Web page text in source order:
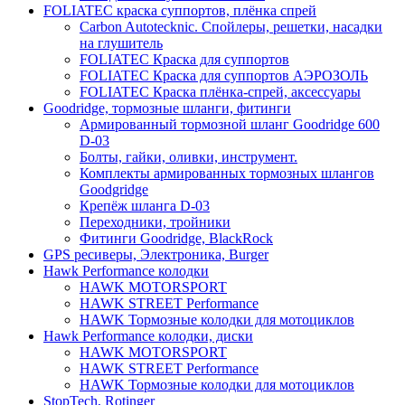
FOLIATEC краска суппортов, плёнка спрей
Carbon Autotecknic. Спойлеры, решетки, насадки
на глушитель
FOLIATEC Краска для суппортов
FOLIATEC Краска для суппортов АЭРОЗОЛЬ
FOLIATEC Краска плёнка-спрей, аксессуары
Goodridge, тормозные шланги, фитинги
Армированный тормозной шланг Goodridge 600
D-03
Болты, гайки, оливки, инструмент.
Комплекты армированных тормозных шлангов
Goodgridge
Крепёж шланга D-03
Переходники, тройники
Фитинги Goodridge, BlackRock
GPS ресиверы, Электроника, Burger
Hawk Performance колодки
HAWK MOTORSPORT
HAWK STREET Performance
HAWK Тормозные колодки для мотоциклов
Hawk Performance колодки, диски
HAWK MOTORSPORT
HAWK STREET Performance
HAWK Тормозные колодки для мотоциклов
StopTech, Rotinger